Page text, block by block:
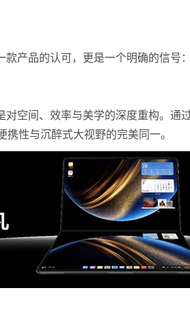
款产品的认可，更是一个明确的信
间、效率与美学的深度重构。通
性与沉醉式大视野的完美同一。